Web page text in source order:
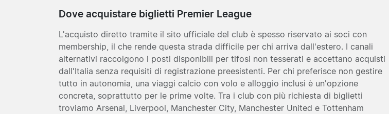
Dove acquistare biglietti Premier League
L'acquisto diretto tramite il sito ufficiale del club è spesso riservato ai soci con
membership, il che rende questa strada difficile per chi arriva dall'estero. I canali
alternativi raccolgono i posti disponibili per tifosi non tesserati e accettano acquisti
dall'Italia senza requisiti di registrazione preesistenti. Per chi preferisce non gestire
tutto in autonomia, una viaggi calcio con volo e alloggio inclusi è un'opzione
concreta, soprattutto per le prime volte. Tra i club con più richiesta di biglietti
troviamo Arsenal Liverpool Manchester City, Manchester United e Tottenham